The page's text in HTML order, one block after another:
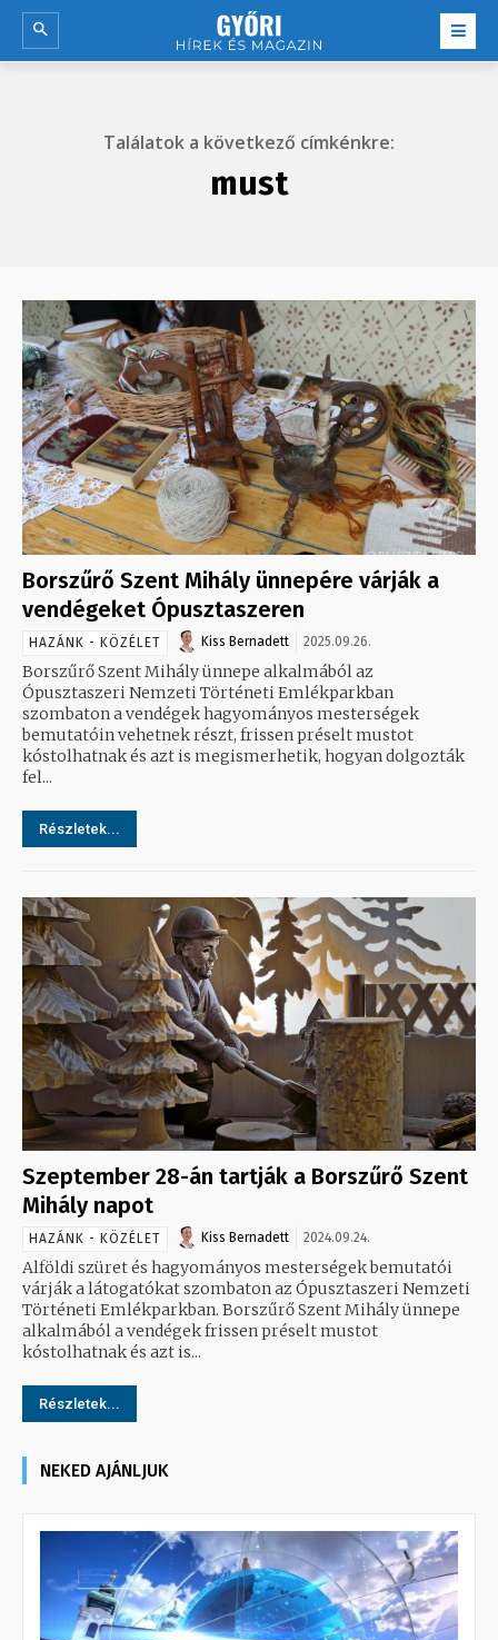
Találatok a következő címkénkre:
must
Borszűrő Szent Mihály ünnepére várják a
vendégeket Ópusztaszeren
HAZÁNK - KÖZÉLET Kiss Bernadett 2025.09.26.
Borszűrő Szent Mihály ünnepe alkalmából az
Ópusztaszeri Nemzeti Történeti Emlékparkban
szombaton a vendégek hagyományos mesterségek
bemutatóin vehetnek részt, frissen préselt mustot
kóstolhatnak és azt is megismerhetik, hogyan dolgozták
fel...
Részletek...
Szeptember 28-án tartják a Borszűrő Szent
Mihály napot
HAZÁNK - KÖZÉLET Kiss Bernadett 2024.09.24.
Alföldi szüret és hagyományos mesterségek bemutatói
várják a látogatókat szombaton az Ópusztaszeri Nemzeti
Történeti Emlékparkban. Borszűrő Szent Mihály ünnepe
alkalmából a vendégek frissen préselt mustot
kóstolhatnak és azt is...
Részletek...
NEKED AJÁNLJUK